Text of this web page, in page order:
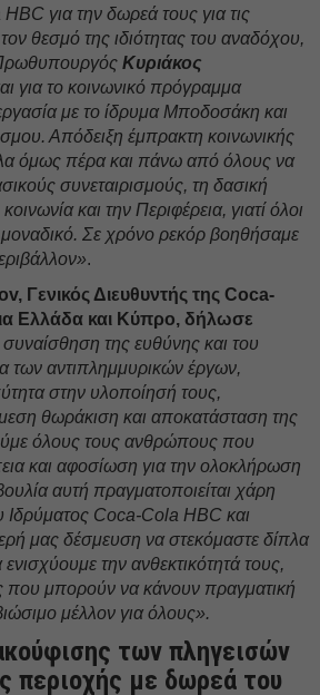
HBC για την δωρεά τους για τις
θεσμό της ιδιότητας του αναδόχου,
Κυριάκος
για το κοινωνικό πρόγραμμα
με το ίδρυμα Μποδοσάκη και
Απόδειξη έμπρακτη κοινωνικής
όμως πέρα και πάνω από όλους να
συνεταιρισμούς, τη δασική
και την Περιφέρεια, γιατί όλοι
Σε χρόνο ρεκόρ βοηθήσαμε
.
Γενικός Διευθυντής της Coca-
Ελλάδα και Κύπρο, δήλωσε
της ευθύνης και του
των αντιπλημμυρικών έργων,
στην υλοποίησή τους,
θωράκιση και αποκατάσταση της
όλους τους ανθρώπους που
και αφοσίωση για την ολοκλήρωση
αυτή πραγματοποιείται χάρη
Ιδρύματος Coca-Cola HBC και
μας δέσμευση να στεκόμαστε δίπλα
ενισχύουμε την ανθεκτικότητά τους,
που μπορούν να κάνουν πραγματική
μέλλον για όλους».
των πληγεισών
περιοχής με δωρεά του